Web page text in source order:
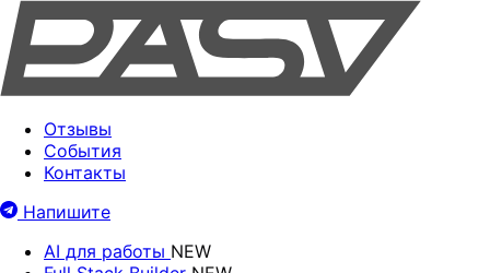
Отзывы
События
Контакты
Напишите
AI для работы NEW